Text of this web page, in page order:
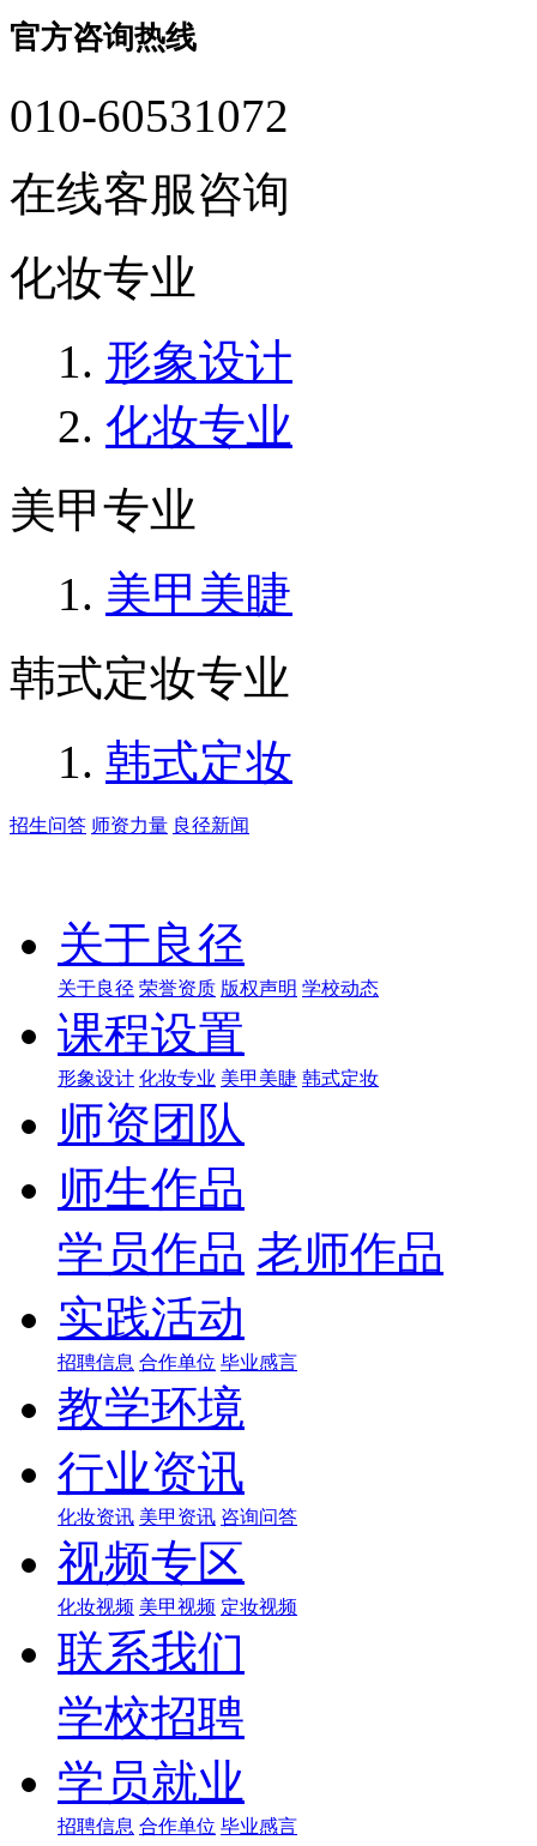
官方咨询热线
010-60531072
在线客服咨询
化妆专业
形象设计
化妆专业
美甲专业
美甲美睫
韩式定妆专业
韩式定妆
招生问答 师资力量 良径新闻
关于良径
关于良径 荣誉资质 版权声明 学校动态
课程设置
形象设计 化妆专业 美甲美睫 韩式定妆
师资团队
师生作品
学员作品 老师作品
实践活动
招聘信息 合作单位 毕业感言
教学环境
行业资讯
化妆资讯 美甲资讯 咨询问答
视频专区
化妆视频 美甲视频 定妆视频
联系我们
学校招聘
学员就业
招聘信息 合作单位 毕业感言